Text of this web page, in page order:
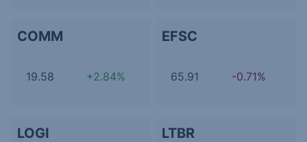
COMM
19.58 +2.84%
EFSC
65.91 -0.71%
LOGI LTBR